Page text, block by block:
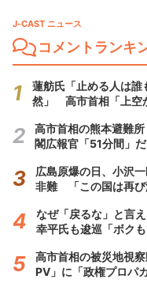
J-CAST ニュース
コメントランキ
蓮舫氏「止める人は誰
然」 高市首相「上空
高市首相の熊本避難
閣広報官「51分間」
広島原爆の日、小沢
非難 「この国は再び
なぜ「戻るな」と言
幸平氏も逡巡「ボク
高市首相の被災地視
PV」に「政権プロパ